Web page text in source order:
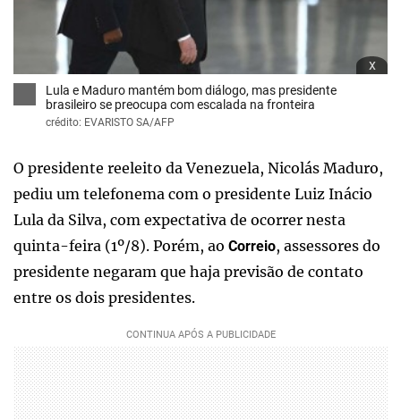
x
Lula e Maduro mantém bom diálogo, mas presidente
brasileiro se preocupa com escalada na fronteira
crédito: EVARISTO SA/AFP
O presidente reeleito da Venezuela, Nicolás Maduro,
pediu um telefonema com o presidente Luiz Inácio
Lula da Silva, com expectativa de ocorrer nesta
quinta-feira (1º/8). Porém, ao Correio, assessores do
presidente negaram que haja previsão de contato
entre os dois presidentes.